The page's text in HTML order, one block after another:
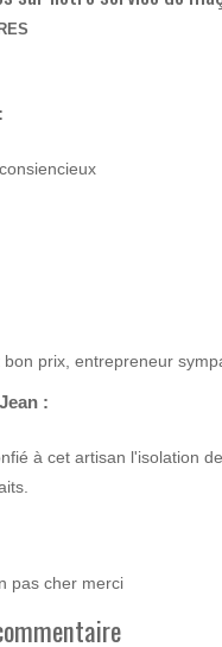
prix, entrepreneur
:
à cet artisan l'isolation
pas cher merci